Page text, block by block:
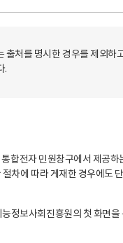
처를 명시한 경우를 제외
.
전자 민원창구에서 제공
에 따라 게재한 경우에도
보사회진흥원의 첫 화면